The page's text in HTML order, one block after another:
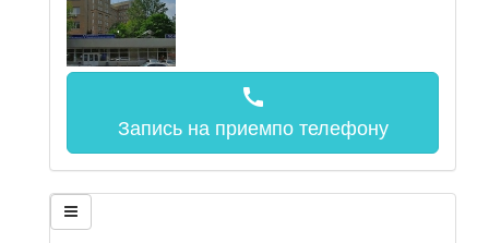
call
Запись на приемпо телефону